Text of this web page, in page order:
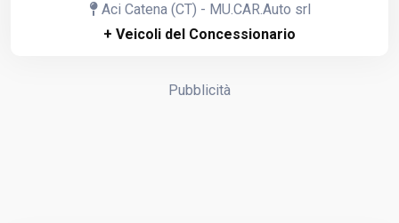
Aci Catena (CT) - MU.CAR.Auto srl
+ Veicoli del Concessionario
Pubblicità